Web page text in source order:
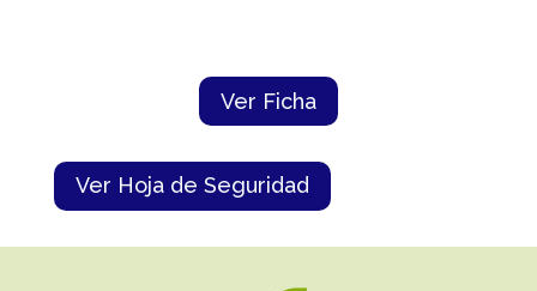
Ver Ficha
Ver Hoja de Seguridad